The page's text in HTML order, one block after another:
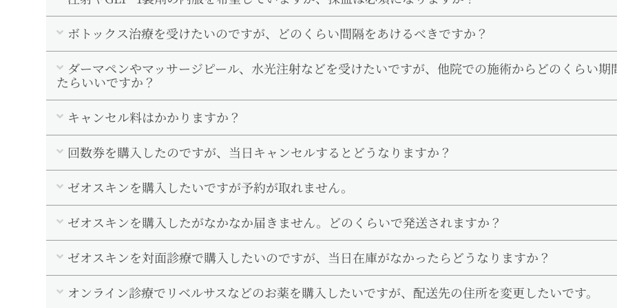
ボトックス治療を受けたいのですが、どのくらい間隔をあけるべきですか？
ダーマペンやマッサージピール、水光注射などを受けたいですが、他院での施術からどのくらい期
たらいいですか？
キャンセル料はかかりますか？
回数券を購入したのですが、当日キャンセルするとどうなりますか？
ゼオスキンを購入したいですが予約が取れません。
ゼオスキンを購入したがなかなか届きません。どのくらいで発送されますか？
ゼオスキンを対面診療で購入したいのですが、当日在庫がなかったらどうなりますか？
オンライン診療でリベルサスなどのお薬を購入したいですが、配送先の住所を変更したいです。